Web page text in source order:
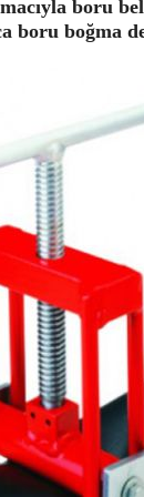
boru
boru boğma